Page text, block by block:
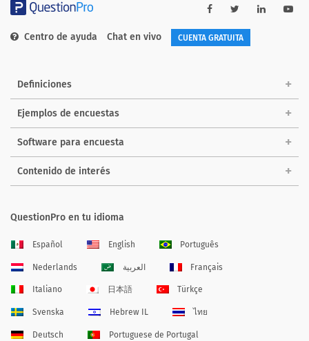
Centro de ayuda Chat en vivo CUENTA GRATUITA
Definiciones
Ejemplos de encuestas
Software para encuesta
Contenido de interés
QuestionPro en tu idioma
Español English Português
Nederlands العربية Français
Italiano 日本語 Türkçe
Svenska Hebrew IL ไทย
Deutsch Portuguese de Portugal